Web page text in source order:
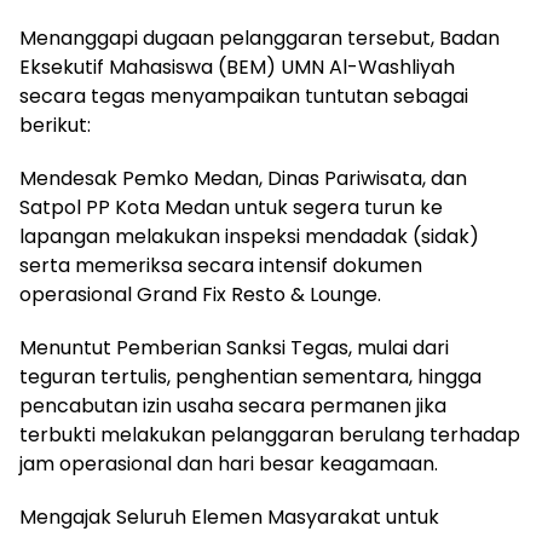
Menanggapi dugaan pelanggaran tersebut, Badan
Eksekutif Mahasiswa (BEM) UMN Al-Washliyah
secara tegas menyampaikan tuntutan sebagai
berikut:
Mendesak Pemko Medan, Dinas Pariwisata, dan
Satpol PP Kota Medan untuk segera turun ke
lapangan melakukan inspeksi mendadak (sidak)
serta memeriksa secara intensif dokumen
operasional Grand Fix Resto & Lounge.
Menuntut Pemberian Sanksi Tegas, mulai dari
teguran tertulis, penghentian sementara, hingga
pencabutan izin usaha secara permanen jika
terbukti melakukan pelanggaran berulang terhadap
jam operasional dan hari besar keagamaan.
Mengajak Seluruh Elemen Masyarakat untuk